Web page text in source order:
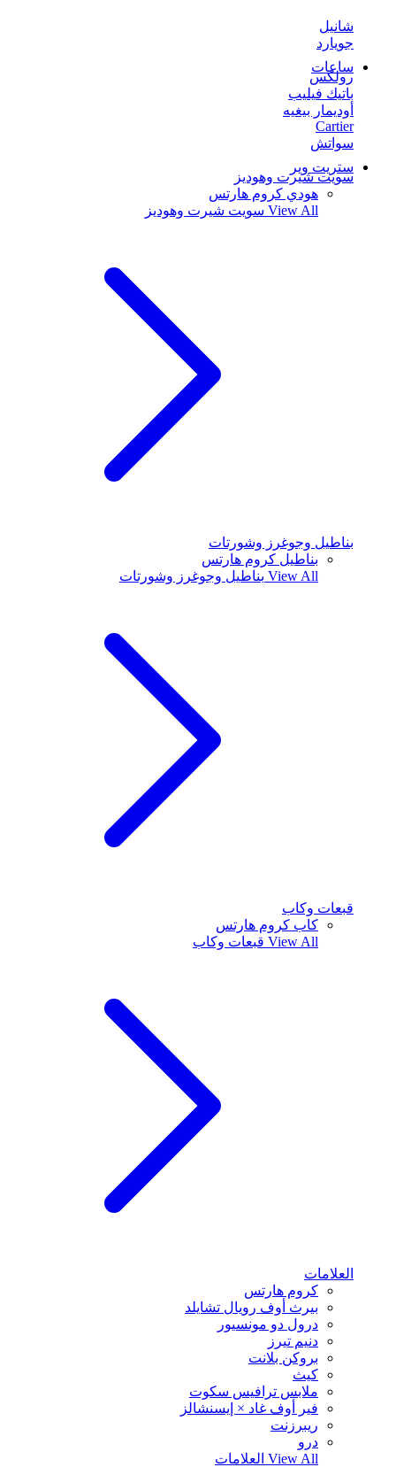
شانيل
جويارد
ساعات
رولكس
باتيك فيليب
أوديمار بيغيه
Cartier
سواتش
ستريت وير
سويت شيرت وهوديز
هودي كروم هارتس
View All سويت شيرت وهوديز
بناطيل وجوغرز وشورتات
بناطيل كروم هارتس
View All بناطيل وجوغرز وشورتات
قبعات وكاب
كاب كروم هارتس
View All قبعات وكاب
العلامات
كروم هارتس
بيرث أوف رويال تشايلد
درول دو مونسيور
دنيم تيرز
بروكن بلانت
كيث
ملابس ترافيس سكوت
فير أوف غاد × إيسنشالز
ريبرزنت
درو
View All العلامات